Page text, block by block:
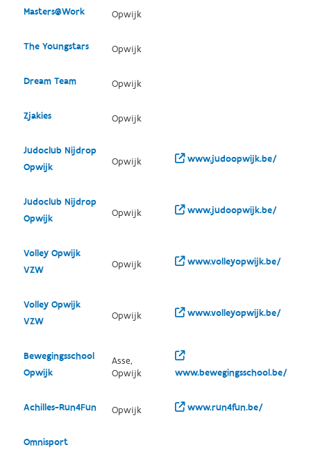
Masters@Work Opwijk
The Youngstars Opwijk
Dream Team Opwijk
Zjakies Opwijk
Judoclub Nijdrop
Opwijk
Opwijk www.judoopwijk.be/
Judoclub Nijdrop
Opwijk
Opwijk www.judoopwijk.be/
Volley Opwijk
VZW
Opwijk www.volleyopwijk.be/
Volley Opwijk
VZW
Opwijk www.volleyopwijk.be/
Bewegingsschool
Opwijk
Asse,
Opwijk
www.bewegingsschool.be/
Achilles-Run4Fun Opwijk www.run4fun.be/
Omnisport